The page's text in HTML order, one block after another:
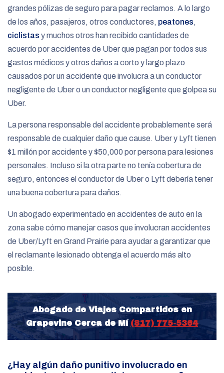
grandes pólizas de seguro para pagar reclamos. A lo largo
de los años, pasajeros, otros conductores, peatones,
ciclistas y muchos otros han recibido cantidades de
acuerdo por accidentes de Uber que pagan por todos sus
gastos médicos y otros daños a corto y largo plazo
causados por un accidente que involucra a un conductor
negligente de Uber o un conductor negligente que golpea su
Uber.
La persona responsable del accidente probablemente será
responsable de cualquier daño que cause. Uber y Lyft tienen
$1 millón por accidente y $50,000 por persona para lesiones
personales. Incluso si la otra parte no tenía cobertura de
seguro, entonces el conductor de Uber o Lyft debería tener
una buena cobertura para daños.
Un abogado experimentado en accidentes de auto en la
zona sabe cómo manejar casos que involucran accidentes
de Uber/Lyft en Grand Prairie para ayudar a garantizar que
el reclamante lesionado obtenga el acuerdo más alto
posible.
Abogado de Viajes Compartidos en
Grapevine Cerca de Mí (817) 775-5364
¿Hay algún daño punitivo involucrado en